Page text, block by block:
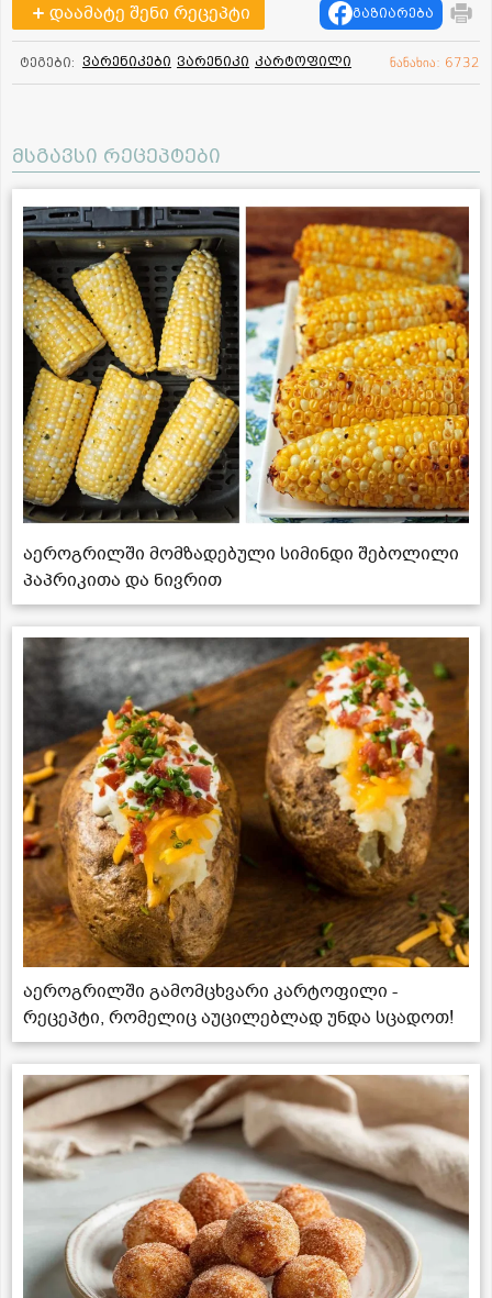
დაამატე შენი რეცეპტი გაზიარება
ტეგები: ვარენიკები ვარენიკი კარტოფილი ნანახია: 6732
მსგავსი რეცეპტები
აეროგრილში მომზადებული სიმინდი შებოლილი
პაპრიკითა და ნივრით
აეროგრილში გამომცხვარი კარტოფილი -
რეცეპტი, რომელიც აუცილებლად უნდა სცადოთ!